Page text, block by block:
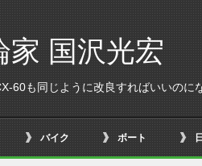
家 国沢光宏
60も同じように改良すればいいのに
バイク ボート